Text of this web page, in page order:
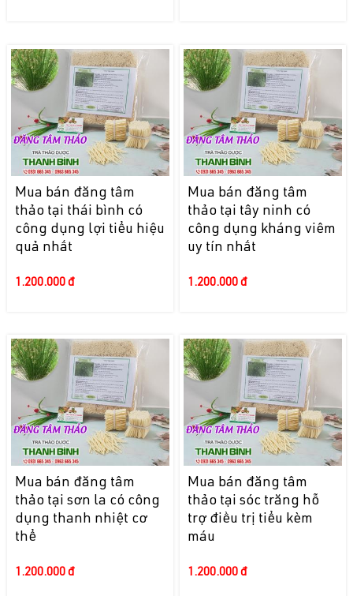
Mua bán đăng tâm
thảo tại thái bình có
công dụng lợi tiểu hiệu
quả nhất
1.200.000 đ
Mua bán đăng tâm
thảo tại tây ninh có
công dụng kháng viêm
uy tín nhất
1.200.000 đ
Mua bán đăng tâm
thảo tại sơn la có công
dụng thanh nhiệt cơ
thể
1.200.000 đ
Mua bán đăng tâm
thảo tại sóc trăng hỗ
trợ điều trị tiểu kèm
máu
1.200.000 đ